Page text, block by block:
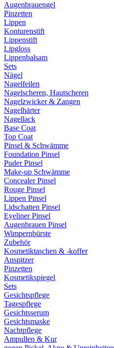
Augenbrauengel
Pinzetten
Lippen
Konturenstift
Lippenstift
Lipgloss
Lippenbalsam
Sets
Nägel
Nagelfeilen
Nagelscheren, Hautscheren
Nagelzwicker & Zangen
Nagelhärter
Nagellack
Base Coat
Top Coat
Pinsel & Schwämme
Foundation Pinsel
Puder Pinsel
Make-up Schwämme
Concealer Pinsel
Rouge Pinsel
Lippen Pinsel
Lidschatten Pinsel
Eyeliner Pinsel
Augenbrauen Pinsel
Wimpernbürste
Zubehör
Kosmetiktaschen & -koffer
Anspitzer
Pinzetten
Kosmetikspiegel
Sets
Gesichtspflege
Tagespflege
Gesichtsserum
Gesichtsmaske
Nachtpflege
Ampullen & Kur